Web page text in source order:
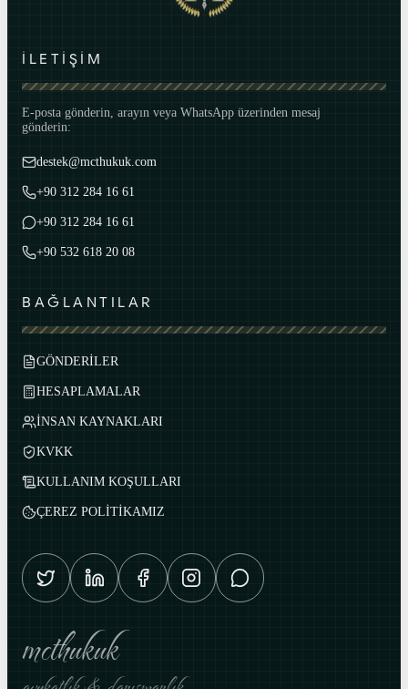
İLETİŞİM
E-posta gönderin, arayın veya WhatsApp üzerinden mesaj
gönderin:
destek@mcthukuk.com
+90 312 284 16 61
+90 312 284 16 61
+90 532 618 20 08
BAĞLANTILAR
GÖNDERİLER
HESAPLAMALAR
İNSAN KAYNAKLARI
KVKK
KULLANIM KOŞULLARI
ÇEREZ POLİTİKAMIZ
mcthukuk